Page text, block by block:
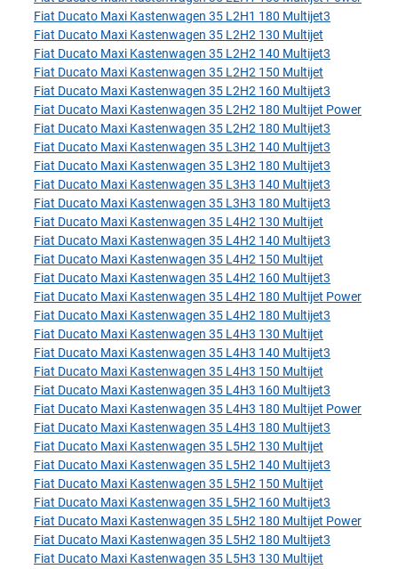
Fiat Ducato Maxi Kastenwagen 35 L2H1 180 Multijet3
Fiat Ducato Maxi Kastenwagen 35 L2H2 130 Multijet
Fiat Ducato Maxi Kastenwagen 35 L2H2 140 Multijet3
Fiat Ducato Maxi Kastenwagen 35 L2H2 150 Multijet
Fiat Ducato Maxi Kastenwagen 35 L2H2 160 Multijet3
Fiat Ducato Maxi Kastenwagen 35 L2H2 180 Multijet Power
Fiat Ducato Maxi Kastenwagen 35 L2H2 180 Multijet3
Fiat Ducato Maxi Kastenwagen 35 L3H2 140 Multijet3
Fiat Ducato Maxi Kastenwagen 35 L3H2 180 Multijet3
Fiat Ducato Maxi Kastenwagen 35 L3H3 140 Multijet3
Fiat Ducato Maxi Kastenwagen 35 L3H3 180 Multijet3
Fiat Ducato Maxi Kastenwagen 35 L4H2 130 Multijet
Fiat Ducato Maxi Kastenwagen 35 L4H2 140 Multijet3
Fiat Ducato Maxi Kastenwagen 35 L4H2 150 Multijet
Fiat Ducato Maxi Kastenwagen 35 L4H2 160 Multijet3
Fiat Ducato Maxi Kastenwagen 35 L4H2 180 Multijet Power
Fiat Ducato Maxi Kastenwagen 35 L4H2 180 Multijet3
Fiat Ducato Maxi Kastenwagen 35 L4H3 130 Multijet
Fiat Ducato Maxi Kastenwagen 35 L4H3 140 Multijet3
Fiat Ducato Maxi Kastenwagen 35 L4H3 150 Multijet
Fiat Ducato Maxi Kastenwagen 35 L4H3 160 Multijet3
Fiat Ducato Maxi Kastenwagen 35 L4H3 180 Multijet Power
Fiat Ducato Maxi Kastenwagen 35 L4H3 180 Multijet3
Fiat Ducato Maxi Kastenwagen 35 L5H2 130 Multijet
Fiat Ducato Maxi Kastenwagen 35 L5H2 140 Multijet3
Fiat Ducato Maxi Kastenwagen 35 L5H2 150 Multijet
Fiat Ducato Maxi Kastenwagen 35 L5H2 160 Multijet3
Fiat Ducato Maxi Kastenwagen 35 L5H2 180 Multijet Power
Fiat Ducato Maxi Kastenwagen 35 L5H2 180 Multijet3
Fiat Ducato Maxi Kastenwagen 35 L5H3 130 Multijet